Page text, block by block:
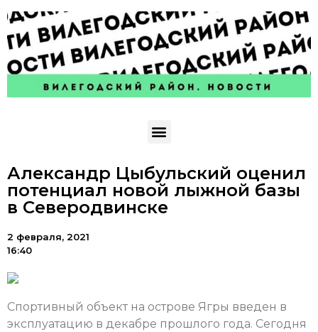
Александр Цыбульский оценил
потенциал новой лыжной базы
в Северодвинске
2 февраля, 2021
16:40
Спортивный объект на острове Ягры введен в
эксплуатацию в декабре прошлого года. Сегодня